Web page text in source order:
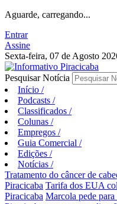
Aguarde, carregando...
Entrar
Assine
Sexta-feira, 07 de Agosto
Pesquisar Notícia
Início /
Podcasts /
Classificados /
Colunas /
Empregos /
Guia Comercial /
Edições /
Notícias /
Tratamento do câncer de
Piracicaba Tarifa dos EUA
Piracicaba Marcola pede